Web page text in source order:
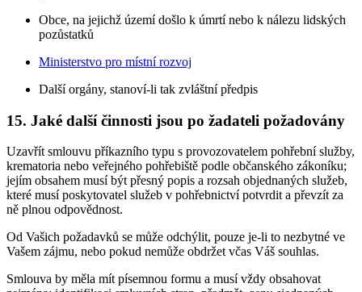
Obce, na jejichž území došlo k úmrtí nebo k nálezu lidských
pozůstatků
Ministerstvo pro místní rozvoj
Další orgány, stanoví-li tak zvláštní předpis
15. Jaké další činnosti jsou po žadateli požadovány
Uzavřít smlouvu příkazního typu s provozovatelem pohřební služby,
krematoria nebo veřejného pohřebiště podle občanského zákoníku;
jejím obsahem musí být přesný popis a rozsah objednaných služeb,
které musí poskytovatel služeb v pohřebnictví potvrdit a převzít za
ně plnou odpovědnost.
Od Vašich požadavků se může odchýlit, pouze je-li to nezbytné ve
Vašem zájmu, nebo pokud nemůže obdržet včas Váš souhlas.
Smlouva by měla mít písemnou formu a musí vždy obsahovat